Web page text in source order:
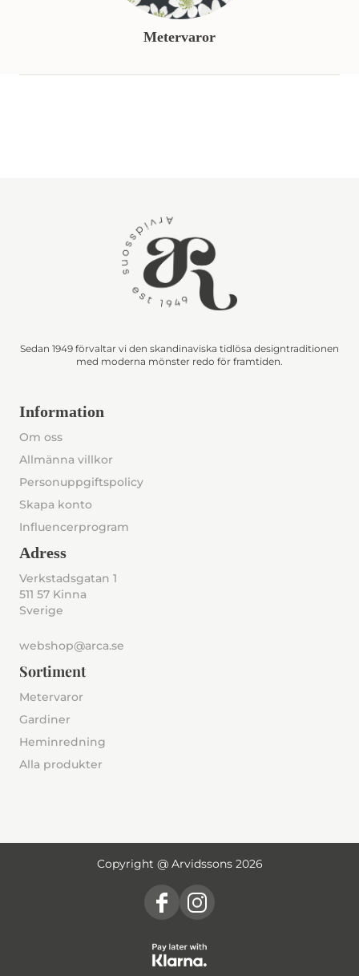
Metervaror
Sedan 1949 förvaltar vi den skandinaviska tidlösa designtraditionen
med moderna mönster redo för framtiden.
Information
Om oss
Allmänna villkor
Personuppgiftspolicy
Skapa konto
Influencerprogram
Adress
Verkstadsgatan 1
511 57 Kinna
Sverige
webshop@arca.se
Sortiment
Metervaror
Gardiner
Heminredning
Alla produkter
Copyright @ Arvidssons 2026